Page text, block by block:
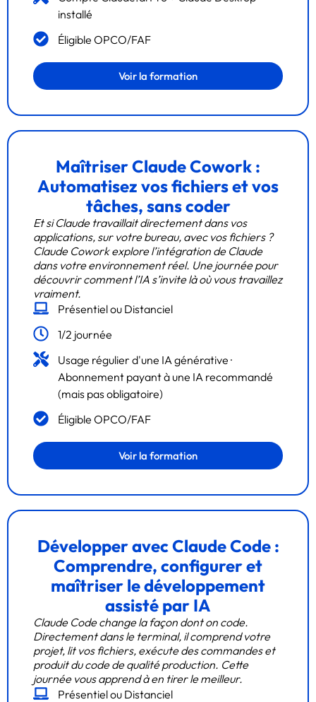
installé
Éligible OPCO/FAF
Voir la formation
Maîtriser Claude Cowork :
Automatisez vos fichiers et vos
tâches, sans coder
Et si Claude travaillait directement dans vos
applications, sur votre bureau, avec vos fichiers ?
Claude Cowork explore l’intégration de Claude
dans votre environnement réel. Une journée pour
découvrir comment l’IA s’invite là où vous travaillez
vraiment.
Présentiel ou Distanciel
1/2 journée
Usage régulier d'une IA générative ·
Abonnement payant à une IA recommandé
(mais pas obligatoire)
Éligible OPCO/FAF
Voir la formation
Développer avec Claude Code :
Comprendre, configurer et
maîtriser le développement
assisté par IA
Claude Code change la façon dont on code.
Directement dans le terminal, il comprend votre
projet, lit vos fichiers, exécute des commandes et
produit du code de qualité production. Cette
journée vous apprend à en tirer le meilleur.
Présentiel ou Distanciel